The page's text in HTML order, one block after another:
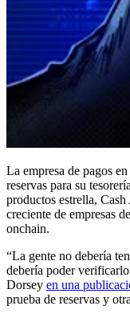
La empresa de pagos
reservas para su
productos estrella,
creciente de empresas
onchain.
“La gente no debería
debería poder
Dorsey en una
prueba de reservas y